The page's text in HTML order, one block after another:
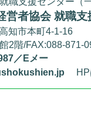
営者協会 就職支
知市本町4-1-16
2階/FAX:088-871-
／Eメー